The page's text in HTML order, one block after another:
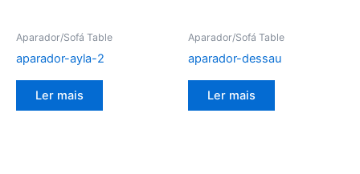
Aparador/Sofá Table
aparador-ayla-2
Ler mais
Aparador/Sofá Table
aparador-dessau
Ler mais